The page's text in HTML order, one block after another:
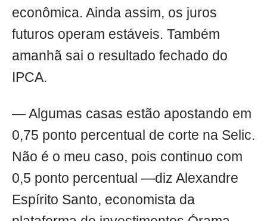
econômica. Ainda assim, os juros
futuros operam estáveis. Também
amanhã sai o resultado fechado do
IPCA.
— Algumas casas estão apostando em
0,75 ponto percentual de corte na Selic.
Não é o meu caso, pois continuo com
0,5 ponto percentual —diz Alexandre
Espírito Santo, economista da